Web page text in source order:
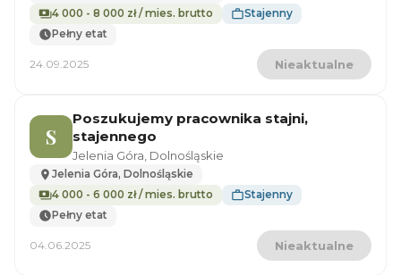
4 000 - 8 000 zł / mies. brutto
Stajenny
Pełny etat
24.09.2025 Nieaktualne
S
Poszukujemy pracownika stajni,
stajennego
Jelenia Góra, Dolnośląskie
Jelenia Góra, Dolnośląskie
4 000 - 6 000 zł / mies. brutto
Stajenny
Pełny etat
04.06.2025 Nieaktualne